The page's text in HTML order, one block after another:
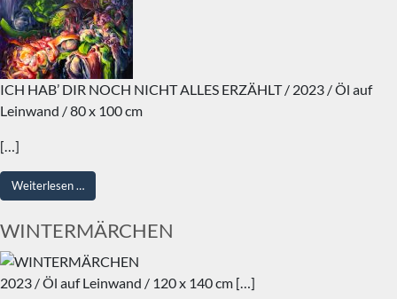
ICH HAB’ DIR NOCH NICHT ALLES ERZÄHLT / 2023 / Öl auf
Leinwand / 80 x 100 cm
[…]
Weiterlesen …
WINTERMÄRCHEN
2023 / Öl auf Leinwand / 120 x 140 cm […]